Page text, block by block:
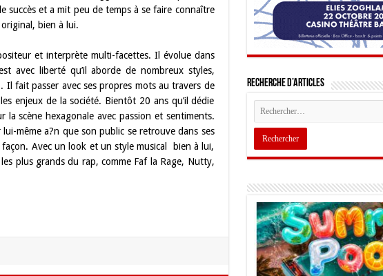
succès et a mit peu de temps à se faire connaître
bien à lui.
et interprète multi-facettes. Il évolue dans
avec liberté qu’il aborde de nombreux styles,
fait passer avec ses propres mots au travers de
enjeux de la société. Bientôt 20 ans qu’il dédie
la scène hexagonale avec passion et sentiments.
même a?n que son public se retrouve dans ses
façon. Avec un look et un style musical bien à lui,
plus grands du rap, comme Faf la Rage, Nutty,
Recherche d’articles